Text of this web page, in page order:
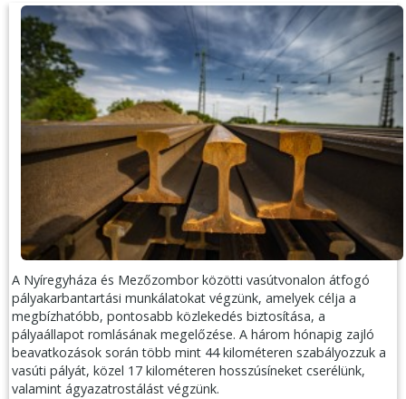
A Nyíregyháza és Mezőzombor közötti vasútvonalon átfogó
pályakarbantartási munkálatokat végzünk, amelyek célja a
megbízhatóbb, pontosabb közlekedés biztosítása, a
pályaállapot romlásának megelőzése. A három hónapig zajló
beavatkozások során több mint 44 kilométeren szabályozzuk a
vasúti pályát, közel 17 kilométeren hosszúsíneket cserélünk,
valamint ágyazatrostálást végzünk.